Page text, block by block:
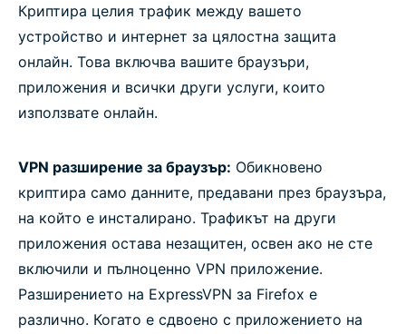
Криптира целия трафик между вашето
устройство и интернет за цялостна защита
онлайн. Това включва вашите браузъри,
приложения и всички други услуги, които
използвате онлайн.
VPN разширение за браузър: Обикновено
криптира само данните, предавани през браузъра,
на който е инсталирано. Трафикът на други
приложения остава незащитен, освен ако не сте
включили и пълноценно VPN приложение.
Разширението на ExpressVPN за Firefox е
различно. Когато е сдвоено с приложението на